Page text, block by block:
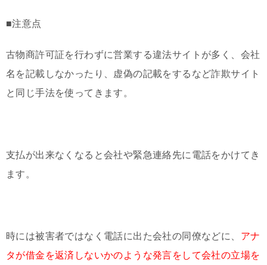
■注意点
古物商許可証を行わずに営業する違法サイトが多く、会社
名を記載しなかったり、虚偽の記載をするなど詐欺サイト
と同じ手法を使ってきます。
支払が出来なくなると会社や緊急連絡先に電話をかけてき
ます。
時には被害者ではなく電話に出た会社の同僚などに、 アナ
タが借金を返済しないかのような発言をして会社の立場を